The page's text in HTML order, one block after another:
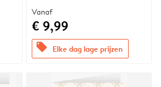
Vanaf
€ 9,99
offers Elke dag lage prijzen